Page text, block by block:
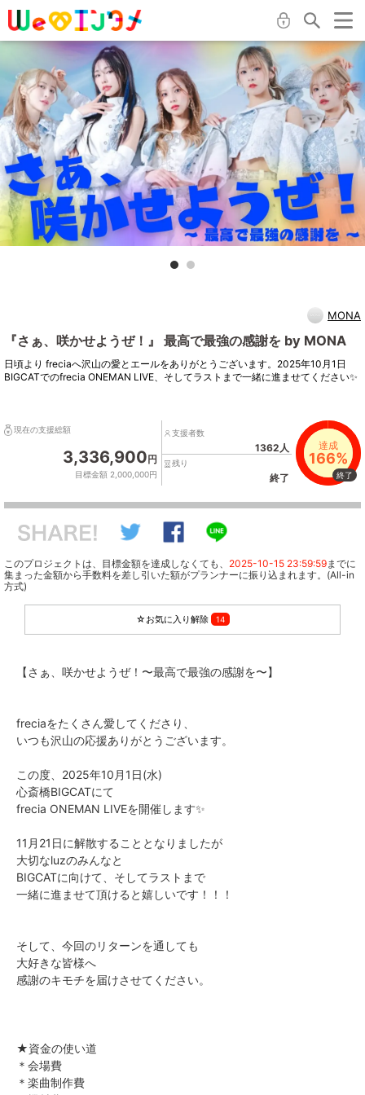
MONA
『さぁ、咲かせようぜ！』 最高で最強の感謝を by MONA
日頃より freciaへ沢山の愛とエールをありがとうございます。2025年10月1日
BIGCATでのfrecia ONEMAN LIVE、そしてラストまで一緒に進ませてください✨
現在の支援総額
3,336,900円
目標金額 2,000,000円
支援者数
1362人
残り
終了
達成
166%
終了
このプロジェクトは、目標金額を達成しなくても、 2025-10-15 23:59:59までに
集まった金額から手数料を差し引いた額がプランナーに振り込まれます。(All-in
方式)
☆お気に入り解除 14
【さぁ、咲かせようぜ！〜最高で最強の感謝を〜】
freciaをたくさん愛してくださり、
いつも沢山の応援ありがとうございます。
この度、2025年10月1日(水)
心斎橋BIGCATにて
frecia ONEMAN LIVEを開催します✨
11月21日に解散することとなりましたが
大切なluzのみんなと
BIGCATに向けて、そしてラストまで
一緒に進ませて頂けると嬉しいです！！！
そして、今回のリターンを通しても
大好きな皆様へ
感謝のキモチを届けさせてください。
★資金の使い道
＊会場費
＊楽曲制作費